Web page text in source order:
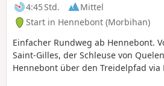
4:45 Std.
Mittel
Start in Hennebont (Morbihan)
Einfacher Rundweg ab Hennebont.
Saint-Gilles, der Schleuse von
Hennebont über den Treidelpfad via